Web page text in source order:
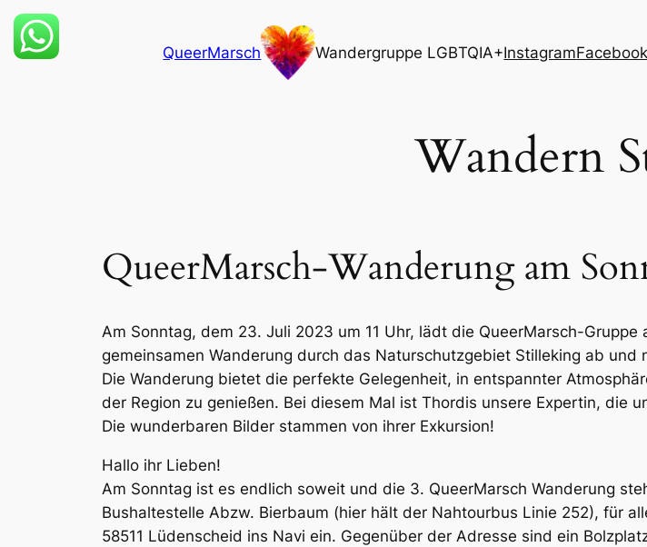
Zum
Inhalt
QueerMarsch Wandergruppe LGBTQIA+Instagram
Wandern
QueerMarsch-Wanderung am
Am Sonntag, dem 23. Juli 2023 um 11 Uhr, lädt die QueerMarsch-
gemeinsamen Wanderung durch das Naturschutzgebiet Stilleking ab
Die Wanderung bietet die perfekte Gelegenheit, in entspannter
der Region zu genießen. Bei diesem Mal ist Thordis unsere Expertin, die
Die wunderbaren Bilder stammen von ihrer Exkursion!
Hallo ihr Lieben!
Am Sonntag ist es endlich soweit und die 3. QueerMarsch Wanderung
Bushaltestelle Abzw. Bierbaum (hier hält der Nahtourbus Linie 252), für
58511 Lüdenscheid ins Navi ein. Gegenüber der Adresse sind ein